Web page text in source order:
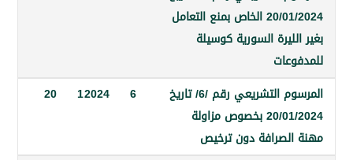
20/01/2024 الخاص بمنع التعامل
السورية كوسيلة
المرسوم التشريعي رقم /6/ تاريخ
20/01/2024 بخصوص مزاولة
دون ترخيص
6
2024
20